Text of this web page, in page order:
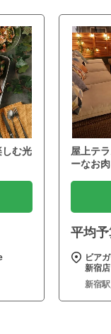
む光
屋上テ
ーなお
平均
ビア
新宿店
新宿